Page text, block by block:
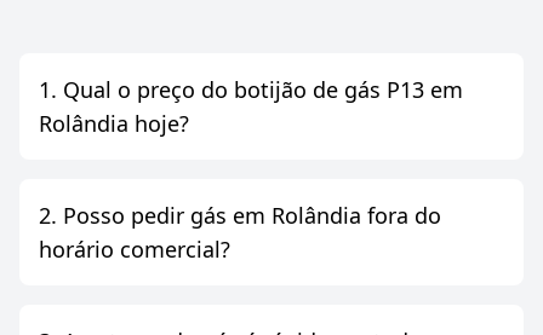
1. Qual o preço do botijão de gás P13 em
Rolândia hoje?
2. Posso pedir gás em Rolândia fora do
horário comercial?